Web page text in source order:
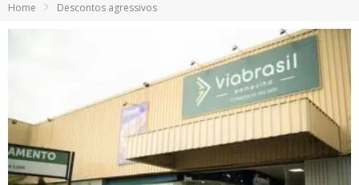
Home Descontos agressivos